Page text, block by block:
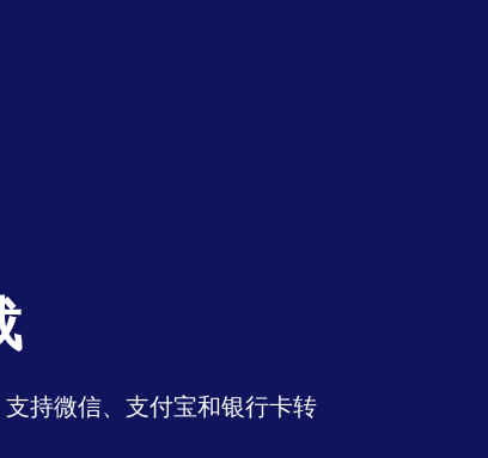
持微信、支付宝和银行卡转